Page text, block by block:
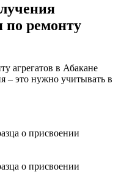
по ремонту
агрегатов в Абакане
– это нужно учитывать в
о присвоении
о присвоении